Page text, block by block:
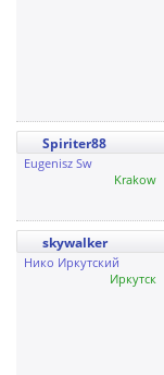
Spiriter88
Eugenisz Sw
Krakow
skywalker
Нико Иркутский
Иркутск